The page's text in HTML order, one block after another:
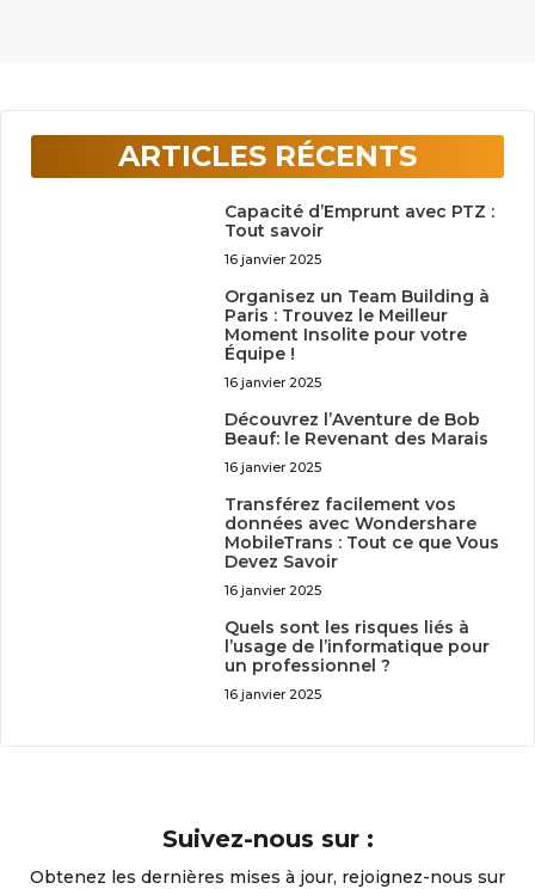
ARTICLES RÉCENTS
Capacité d’Emprunt avec PTZ :
Tout savoir
16 janvier 2025
Organisez un Team Building à
Paris : Trouvez le Meilleur
Moment Insolite pour votre
Équipe !
16 janvier 2025
Découvrez l’Aventure de Bob
Beauf: le Revenant des Marais
16 janvier 2025
Transférez facilement vos
données avec Wondershare
MobileTrans : Tout ce que Vous
Devez Savoir
16 janvier 2025
Quels sont les risques liés à
l’usage de l’informatique pour
un professionnel ?
16 janvier 2025
Suivez-nous sur :
Obtenez les dernières mises à jour, rejoignez-nous sur